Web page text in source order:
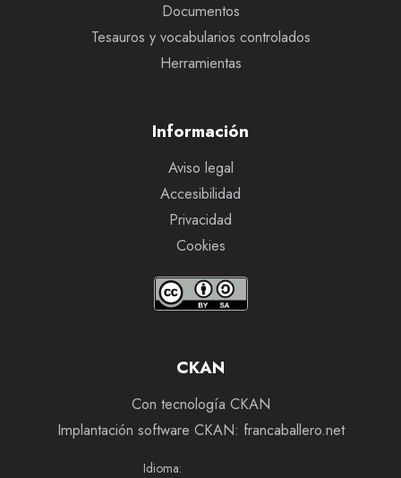
Documentos
Tesauros y vocabularios controlados
Herramientas
Información
Aviso legal
Accesibilidad
Privacidad
Cookies
CKAN
Con tecnología CKAN
Implantación software CKAN: francaballero.net
Idioma